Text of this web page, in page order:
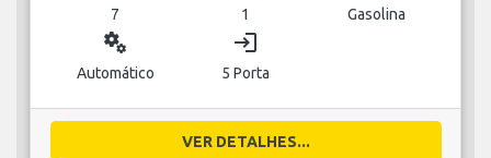
7 1 Gasolina
miscellaneous_services
Automático
login
5 Porta
VER DETALHES...